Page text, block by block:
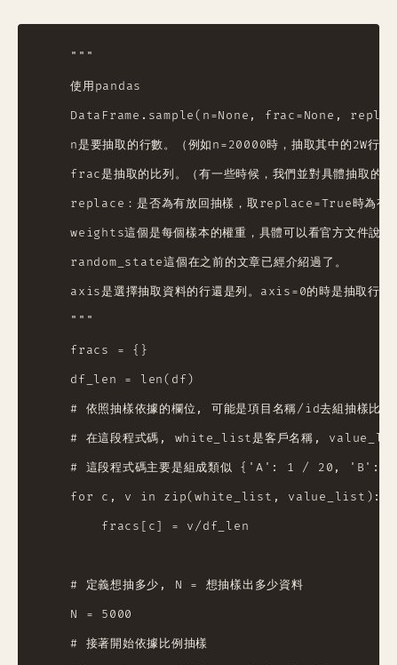
    """
    使用pandas
DataFrame.sample(n=None, frac=None,
    n是要抽取的行數。（例如n=20000時，抽取其中的2W行）
frac是抽取的比列。（有一些時候，我們並對具體抽取的
replace：是否為有放回抽樣，取replace=True時為有
weights這個是每個樣本的權重，具體可以看官方文件說明
    random_state這個在之前的文章已經介紹過了。
axis是選擇抽取資料的行還是列。axis=0的時是抽取行
    """
    fracs = {}
    df_len = len(df)
    # 依照抽樣依據的欄位, 可能是項目名稱/id去組抽樣比例
# 在這段程式碼, white_list是客戶名稱,
# 這段程式碼主要是組成類似 {'A': 1 / 20, 'B':
    for c, v in zip(white_list, value_list):
        fracs[c] = v/df_len
    # 定義想抽多少, N = 想抽樣出多少資料
    N = 5000
    # 接著開始依據比例抽樣